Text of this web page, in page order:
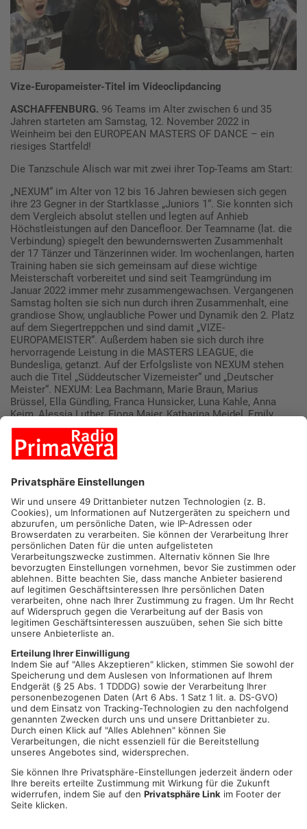
Vize-Europameister-Titel im Videoclipdancing
ASCHAFFENBURG. 96 Teams im Alter zwischen 6 und 35
Jahren starteten am Samstag, 12. November 2022 in
Weinheim bei den EUROPEAN MASTERS OF DANCE – ein
riesiges Startfeld!
Die Tanzschule Alisch war mit zwei ihrer Top-Teams am Start:
„NEXUM“ im Alter von 12 bis 16 Jahren bewiesen sich gegen
ihre 23 Gegner in der Startklasse „Juniors 1“. Sie konnten sich
dem Vergleich absolut stellen und legten auf Anhieb
Höchstleistungen auf den Dancefloor. Der Teamname (lat. die
Verbindung) spiegelt den bewundernswerten Zusammenhalt
der 17 Tänzer und Tänzerinnen wider. Im wochenlangen, harten
Training haben sie sich gemeinsam auf diese wichtige
Meisterschaft vorbereitet und sind seit Teamgründung im
Januar 2022 immer mehr zusammengewachsen. Vergangenen
Samstag holten sie sich nun durch ihren Zusammenhalt, eine
grandiose Show, unglaubliche Power und Dynamik den 2. Platz
auf dem Siegertreppchen und sind damit „VIZE-
EUROPAMEISTER“. Außerdem haben sie sich durch ihre
hervorragende Leistung in die MASTERS LEAGUE, die
Bundesliga, getanzt. Auf der Erfolgsliste von NEXUM stehen
auch die Titel „Süddeutscher Vizemeister“ und „Deutscher
Meister“. NEXUM: Lea Bachmann, Marie Braun, Marius
Brüssel, Ella Gündling, Franca Hunsicker, Luna Kahle, Anna
Keim, Alessia Luther, Fiona Maier, Katharina Meidel, Emily
Münch, Jette Neubert, Romy Ostheimer, Ida Press, Katharina
Scheifele, Cristina Tomoiaga, Emily Zentgraf.
„THE FORCE“ ging in der höchsten Altersgruppe „Adults“ ab 19
2022 neu zusammengestellt und besteht aus 18 Tänzerinnen
und Tänzer im Alter von 16 bis 22 Jahren. Für einige war es in
diesem Jahr die erste Meisterschaftssaison, andere sind
schon viele Jahre mit dabei. Auf der Europameisterschaft
mussten sie sich gegen 27 andere Formationen durchsetzen.
Harte Konkurrenz war angesagt. Wie der Altersdurchschnitt
dieses Teams schon zeigt, waren sie in der Startliste eines der
jüngsten Teams und erkämpften sich neben Proficrews in der
Finalrunde den 15. Platz der Europameisterschaft in der
Startklasse der „Adults“. Mit ihrer facettenreichen,
energiegeladenen und kraftvollen Show beeindruckten sie die
Jury und das Publikum und tanzten sich ebenfalls in die
MASTERS LEAGUE, die Bundesliga. THE FORCE: Anna Behl,
Luana Bialucha, Sonja Coutandin, Tamina Ebert, Jule Eilbacher,
Leni Friedl, David Giesbrecht, Anna Großmann, Tina Jelec,
Franka Kohl, Vanessa Luther, Jennifer Orth, Laura Palubitzki,
Larissa Preisner, Kim Richter, Lena Schäfer, Sarah
Schallenkammer, Emilie Wiebe.
Alle Tänzerinnen und Tänzer, die Erfolgstrainer Lena Häcker,
Jenny Orth, Nils Feiler und nicht zuletzt die Eltern der Tänzer
sind sehr stolz über die erbrachten Leistungen und das
erfolgreiche Wochenende! Die Tanzschule Alisch bedankt sich
für die Unterstützung, Mühe und unermüdlichen Einsatz aller
Beteiligten! Eine Ruhepause gibt es jetzt aber nicht, denn: nach
der Meisterschaft ist vor der Meisterschaft. Schon bald startet
die nächste Wettkampfsaison.